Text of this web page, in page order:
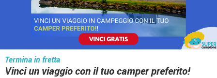
Termina in fretta
Vinci un viaggio con il tuo camper preferito!